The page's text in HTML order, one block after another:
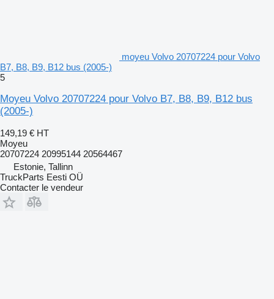
moyeu Volvo 20707224 pour Volvo
B7, B8, B9, B12 bus (2005-)
5
Moyeu Volvo 20707224 pour Volvo B7, B8, B9, B12 bus
(2005-)
149,19 € HT
Moyeu
20707224 20995144 20564467
Estonie, Tallinn
TruckParts Eesti OÜ
Contacter le vendeur